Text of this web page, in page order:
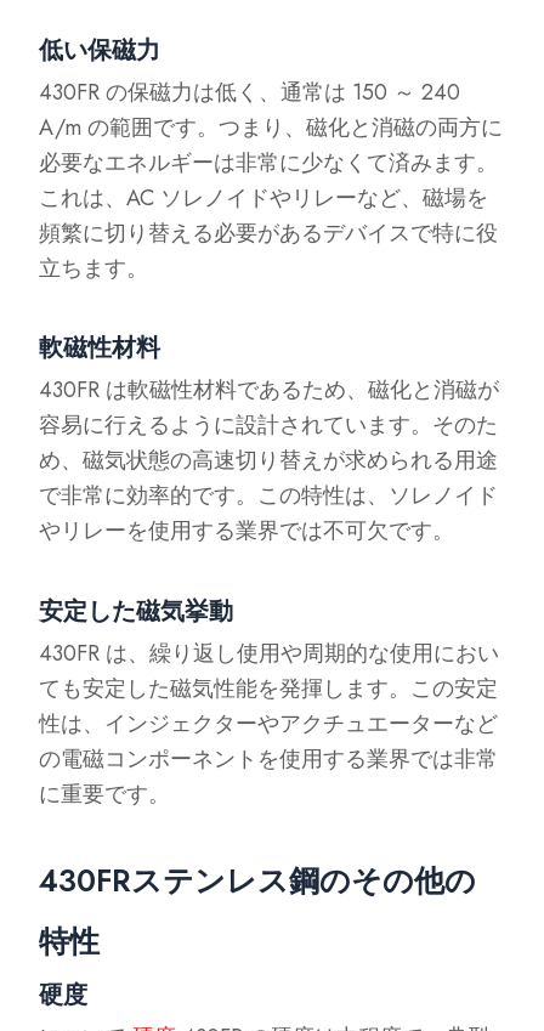
低い保磁力
430FR の保磁力は低く、通常は 150 ～ 240
A/m の範囲です。つまり、磁化と消磁の両方に
必要なエネルギーは非常に少なくて済みます。
これは、AC ソレノイドやリレーなど、磁場を
頻繁に切り替える必要があるデバイスで特に役
立ちます。
軟磁性材料
430FR は軟磁性材料であるため、磁化と消磁が
容易に行えるように設計されています。そのた
め、磁気状態の高速切り替えが求められる用途
で非常に効率的です。この特性は、ソレノイド
やリレーを使用する業界では不可欠です。
安定した磁気挙動
430FR は、繰り返し使用や周期的な使用におい
ても安定した磁気性能を発揮します。この安定
性は、インジェクターやアクチュエーターなど
の電磁コンポーネントを使用する業界では非常
に重要です。
430FRステンレス鋼のその他の
特性
硬度